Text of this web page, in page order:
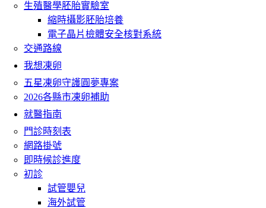
生殖醫學胚胎實驗室
縮時攝影胚胎培養
電子晶片檢體安全核對系統
交通路線
我想凍卵
五星凍卵守護圓夢專案
2026各縣市凍卵補助
就醫指南
門診時刻表
網路掛號
即時候診進度
初診
試管嬰兒
海外試管